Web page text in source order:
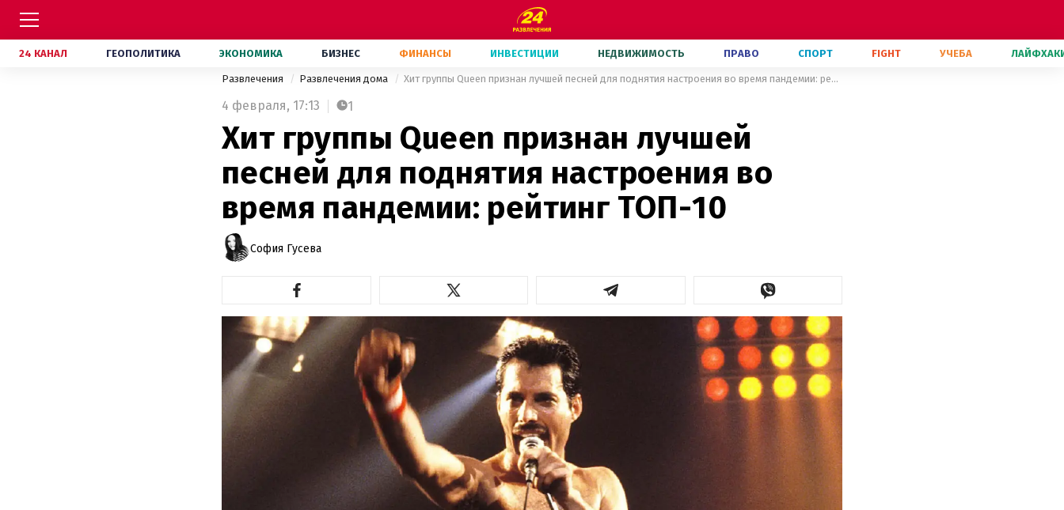
24 КАНАЛ ГЕОПОЛИТИКА ЭКОНОМИКА БИЗНЕС ФИНАНСЫ ИНВЕСТИЦИИ НЕДВИЖИМОСТЬ ПРАВО СПОРТ FIGHT УЧЕБА
Развлечения Развлечения дома Хит группы Queen признан лучшей песней для поднятия настроения во время пандемии: рейтинг ТОП-10
4 февраля, 17:13 1
Хит группы Queen признан лучшей
песней для поднятия настроения во
время пандемии: рейтинг ТОП-10
София Гусева